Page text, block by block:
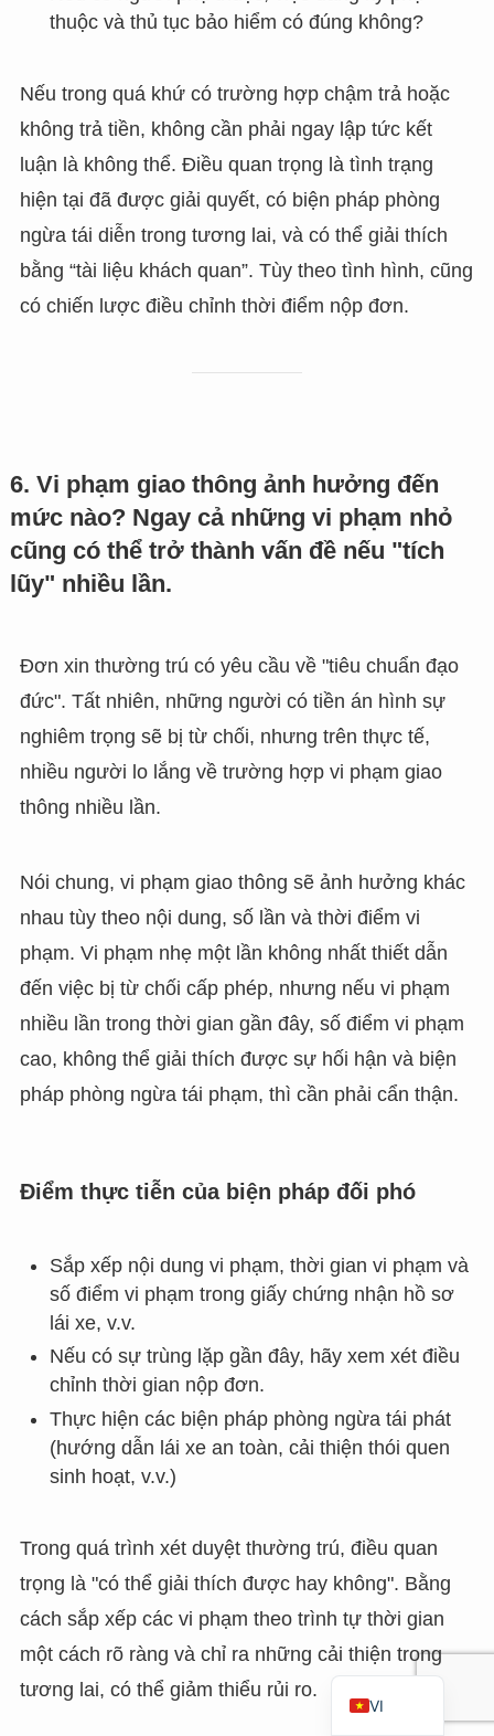
thuộc và thủ tục bảo hiểm có đúng không?
Nếu trong quá khứ có trường hợp chậm trả hoặc
không trả tiền, không cần phải ngay lập tức kết
luận là không thể. Điều quan trọng là tình trạng
hiện tại đã được giải quyết, có biện pháp phòng
ngừa tái diễn trong tương lai, và có thể giải thích
bằng “tài liệu khách quan”. Tùy theo tình hình, cũng
có chiến lược điều chỉnh thời điểm nộp đơn.
6. Vi phạm giao thông ảnh hưởng đến
mức nào? Ngay cả những vi phạm nhỏ
cũng có thể trở thành vấn đề nếu "tích
lũy" nhiều lần.
Đơn xin thường trú có yêu cầu về "tiêu chuẩn đạo
đức". Tất nhiên, những người có tiền án hình sự
nghiêm trọng sẽ bị từ chối, nhưng trên thực tế,
nhiều người lo lắng về trường hợp vi phạm giao
thông nhiều lần.
Nói chung, vi phạm giao thông sẽ ảnh hưởng khác
nhau tùy theo nội dung, số lần và thời điểm vi
phạm. Vi phạm nhẹ một lần không nhất thiết dẫn
đến việc bị từ chối cấp phép, nhưng nếu vi phạm
nhiều lần trong thời gian gần đây, số điểm vi phạm
cao, không thể giải thích được sự hối hận và biện
pháp phòng ngừa tái phạm, thì cần phải cẩn thận.
Điểm thực tiễn của biện pháp đối phó
Sắp xếp nội dung vi phạm, thời gian vi phạm và
số điểm vi phạm trong giấy chứng nhận hồ sơ
lái xe, v.v.
Nếu có sự trùng lặp gần đây, hãy xem xét điều
chỉnh thời gian nộp đơn.
Thực hiện các biện pháp phòng ngừa tái phát
(hướng dẫn lái xe an toàn, cải thiện thói quen
sinh hoạt, v.v.)
Trong quá trình xét duyệt thường trú, điều quan
trọng là "có thể giải thích được hay không". Bằng
cách sắp xếp các vi phạm theo trình tự thời gian
một cách rõ ràng và chỉ ra những cải thiện trong
tương lai, có thể giảm thiểu rủi ro.
VI
JA
TW
ZH
ES
PT
TH
RU
PT_BR